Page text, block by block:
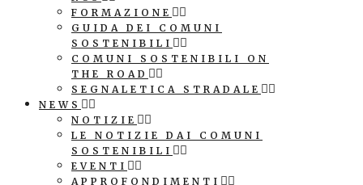
FORMAZIONE
GUIDA DEI COMUNI
SOSTENIBILI
COMUNI SOSTENIBILI ON
THE ROAD
SEGNALETICA STRADALE
NEWS
NOTIZIE
LE NOTIZIE DAI COMUNI
SOSTENIBILI
EVENTI
APPROFONDIMENTI